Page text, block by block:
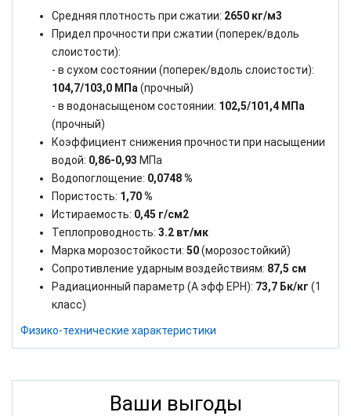
Средняя плотность при сжатии: 2650 кг/м3
Придел прочности при сжатии (поперек/вдоль
слоистости):
- в сухом состоянии (поперек/вдоль слоистости):
104,7/103,0 МПа (прочный)
- в водонасыщеном состоянии: 102,5/101,4 МПа
(прочный)
Коэффициент снижения прочности при насыщении
водой: 0,86-0,93 МПа
Водопоглощение: 0,0748 %
Пористость: 1,70 %
Истираемость: 0,45 г/см2
Теплопроводность: 3.2 вт/мк
Марка морозостойкости: 50(морозостойкий)
Сопротивление ударным воздействиям: 87,5 см
Радиационный параметр (А эфф ЕРН): 73,7 Бк/кг (1
класс)
Физико-технические характеристики
Ваши выгоды